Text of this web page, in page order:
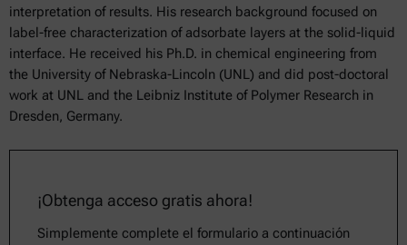
interpretation of results. His research background focused on
label-free characterization of adsorbate layers at the solid-liquid
interface. He received his Ph.D. in chemical engineering from
the University of Nebraska-Lincoln (UNL) and did post-doctoral
work at UNL and the Leibniz Institute of Polymer Research in
Dresden, Germany.
¡Obtenga acceso gratis ahora!
Simplemente complete el formulario a continuación